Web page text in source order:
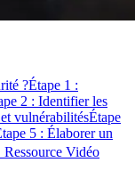
?Étape 1 :
2 : Identifier les
vulnérabilitésÉtape
5 : Élaborer un
Ressource Vidéo